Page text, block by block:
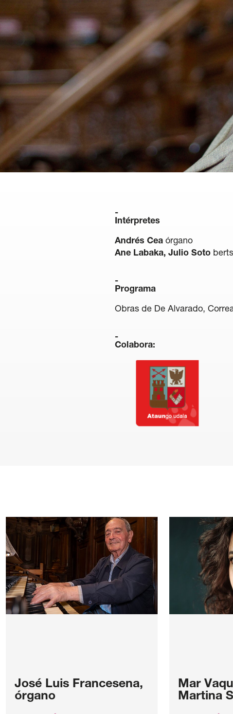
La Quincena
Intérpretes
Andrés Cea órgano
Ane Labaka, Julio Soto
Programa
Obras de De Alvarado,
Colabora:
José Luis Francesena,
órgano
Mar
Martina